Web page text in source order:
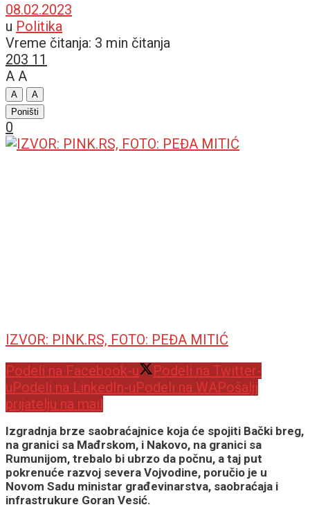
08.02.2023
u Politika
Vreme čitanja: 3 min čitanja
203 11
A A
A
A
Poništi
0
IZVOR: PINK.RS, FOTO: PEĐA MITIĆ
Podeli na Facebook-u
Podeli na Twitter-
uPodeli na LinkedIn-uPodeli na WAPošalji
prijatelju na mail
Izgradnja brze saobraćajnice koja će spojiti Bački breg,
na granici sa Mađrskom, i Nakovo, na granici sa
Rumunijom, trebalo bi ubrzo da počnu, a taj put
pokrenuće razvoj severa Vojvodine, poručio je u
Novom Sadu ministar građevinarstva, saobraćaja i
infrastrukure Goran Vesić.